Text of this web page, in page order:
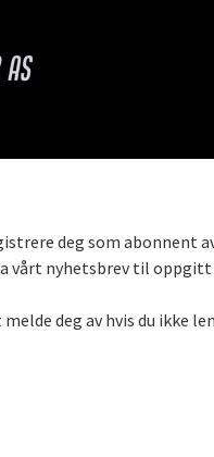
deg som abonnent
vårt nyhetsbrev til oppgitt
deg av hvis du ikke